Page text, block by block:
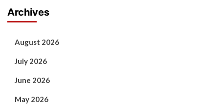
Archives
August 2026
July 2026
June 2026
May 2026